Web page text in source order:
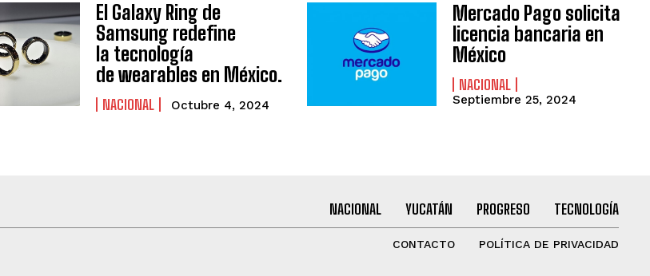
El Galaxy Ring de
Samsung redefine
la tecnología
de wearables en México.
NACIONAL Octubre 4, 2024
Mercado Pago solicita
licencia bancaria en
México
NACIONAL
Septiembre 25, 2024
NACIONAL YUCATÁN PROGRESO TECNOLOGÍA
CONTACTO POLÍTICA DE PRIVACIDAD